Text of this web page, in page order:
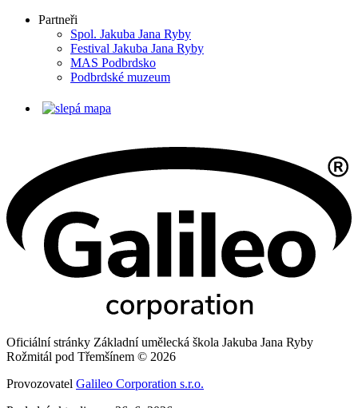
Partneři
Spol. Jakuba Jana Ryby
Festival Jakuba Jana Ryby
MAS Podbrdsko
Podbrdské muzeum
Oficiální stránky Základní umělecká škola Jakuba Jana Ryby
Rožmitál pod Třemšínem © 2026
Provozovatel Galileo Corporation s.r.o.